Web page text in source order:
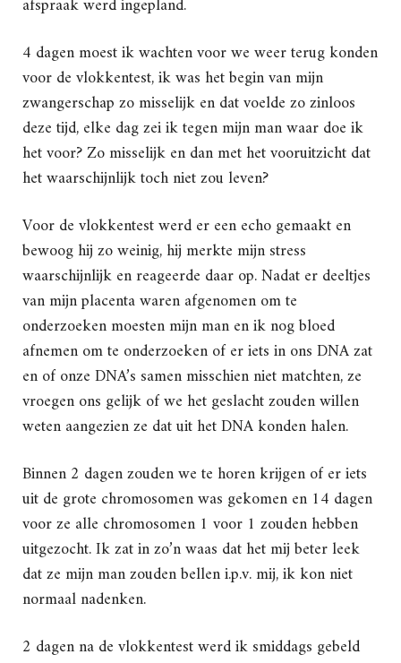
afspraak werd ingepland.
4 dagen moest ik wachten voor we weer terug konden
voor de vlokkentest, ik was het begin van mijn
zwangerschap zo misselijk en dat voelde zo zinloos
deze tijd, elke dag zei ik tegen mijn man waar doe ik
het voor? Zo misselijk en dan met het vooruitzicht dat
het waarschijnlijk toch niet zou leven?
Voor de vlokkentest werd er een echo gemaakt en
bewoog hij zo weinig, hij merkte mijn stress
waarschijnlijk en reageerde daar op. Nadat er deeltjes
van mijn placenta waren afgenomen om te
onderzoeken moesten mijn man en ik nog bloed
afnemen om te onderzoeken of er iets in ons DNA zat
en of onze DNA’s samen misschien niet matchten, ze
vroegen ons gelijk of we het geslacht zouden willen
weten aangezien ze dat uit het DNA konden halen.
Binnen 2 dagen zouden we te horen krijgen of er iets
uit de grote chromosomen was gekomen en 14 dagen
voor ze alle chromosomen 1 voor 1 zouden hebben
uitgezocht. Ik zat in zo’n waas dat het mij beter leek
dat ze mijn man zouden bellen i.p.v. mij, ik kon niet
normaal nadenken.
2 dagen na de vlokkentest werd ik smiddags gebeld